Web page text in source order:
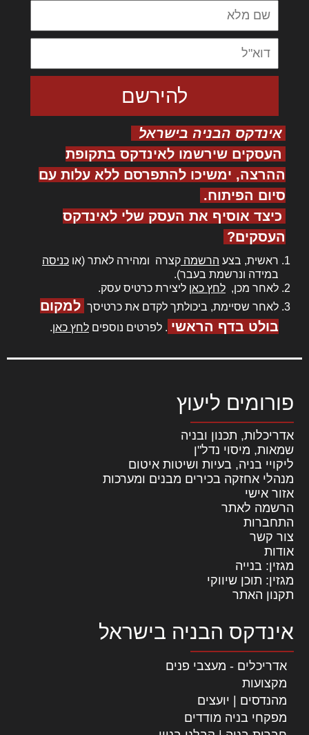
אינדקס הבניה בישראל
העסקים שירשמו לאינדקס בתקופת
ההרצה, ימשיכו להתפרסם ללא עלות עם
סיום הפיתוח.
כיצד אוסיף את העסק שלי לאינדקס
העסקים?
ראשית, בצע הרשמה קצרה ומהירה לאתר (או כניסה
במידה ונרשמת בעבר).
לאחר מכן, לחץ כאן ליצירת כרטיס עסק.
לאחר שסיימת, ביכולתך לקדם את כרטיסך למקום
בולט בדף הראשי . לפרטים נוספים לחץ כאן.
פורומים ליעוץ
אדריכלות, תכנון ובניה
שמאות, מיסוי נדל"ן
ליקויי בניה, בעיות ושיטות איטום
מנהלי אחזקה בכירים מבנים ומערכות
אזור אישי
הרשמה לאתר
התחברות
צור קשר
אודות
מגזין: בנייה
מגזין: תוכן שיווקי
תקנון האתר
אינדקס הבניה בישראל
אדריכלים - מעצבי פנים
מקצועות
מהנדסים | יועצים
מפקחי בניה מודדים